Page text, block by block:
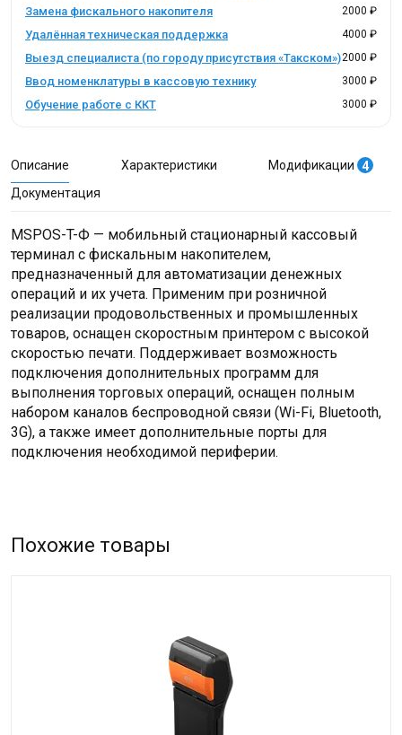
Замена фискального накопителя 2000 ₽
Удалённая техническая поддержка 4000 ₽
Выезд специалиста (по городу присутствия «Такском»)2000 ₽
Ввод номенклатуры в кассовую технику 3000 ₽
Обучение работе с ККТ 3000 ₽
Описание Характеристики Модификации 4
Документация
MSPOS-T-Ф — мобильный стационарный кассовый
терминал с фискальным накопителем,
предназначенный для автоматизации денежных
операций и их учета. Применим при розничной
реализации продовольственных и промышленных
товаров, оснащен скоростным принтером с высокой
скоростью печати. Поддерживает возможность
подключения дополнительных программ для
выполнения торговых операций, оснащен полным
набором каналов беспроводной связи (Wi-Fi, Bluetooth,
3G), а также имеет дополнительные порты для
подключения необходимой периферии.
Похожие товары